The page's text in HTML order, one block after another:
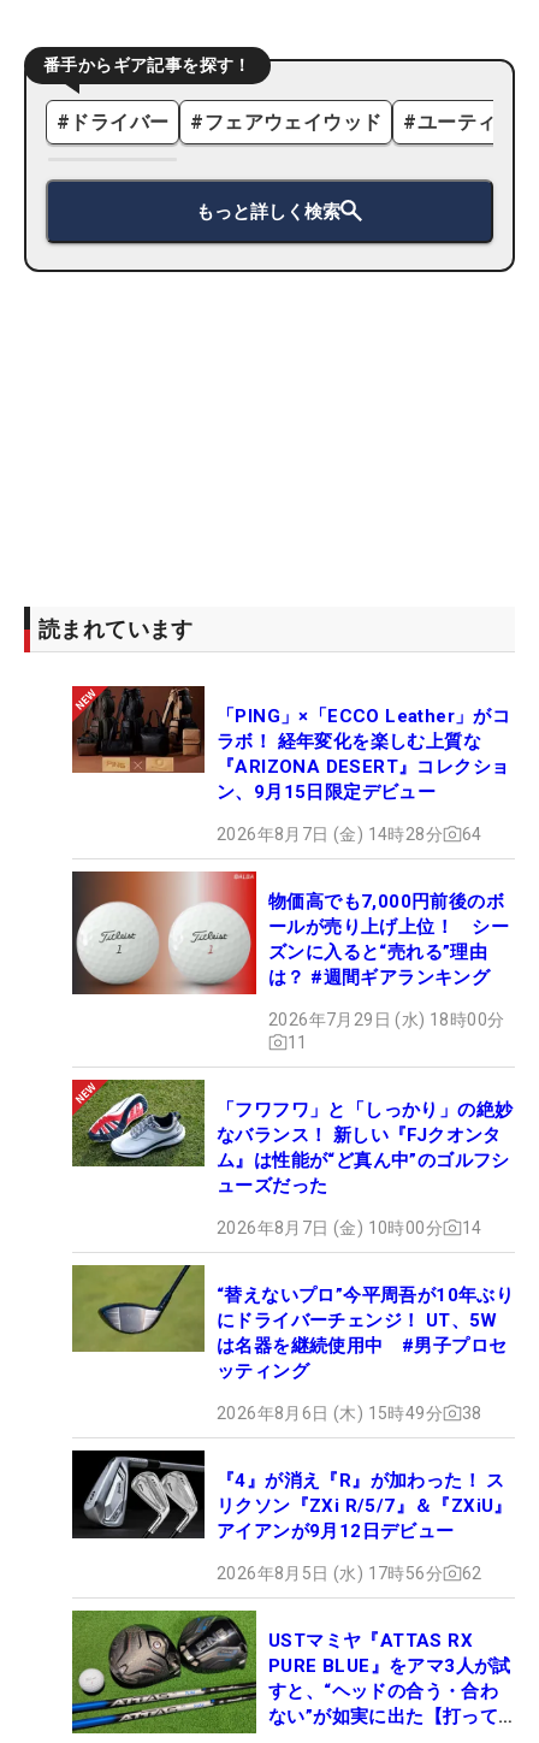
番手からギア記事を探す！
# ドライバー #フェアウェイウッド #ユーティリ
もっと詳しく検索
読まれています
「PING」×「ECCO Leather」がコ
ラボ！ 経年変化を楽しむ上質な
『ARIZONA DESERT』コレクショ
ン、9月15日限定デビュー
2026年8月7日 (金) 14時28分 64
物価高でも7,000円前後のボ
ールが売り上げ上位！ シー
ズンに入ると“売れる”理由
は？ #週間ギアランキング
2026年7月29日 (水) 18時00分
11
「フワフワ」と「しっかり」の絶妙
なバランス！ 新しい『FJクオンタ
ム』は性能が“ど真ん中”のゴルフシ
ューズだった
2026年8月7日 (金) 10時00分 14
“替えないプロ”今平周吾が10年ぶり
にドライバーチェンジ！ UT、5W
は名器を継続使用中 #男子プロセ
ッティング
2026年8月6日 (木) 15時49分 38
『4』が消え『R』が加わった！ ス
リクソン『ZXi R/5/7』＆『ZXiU』
アイアンが9月12日デビュー
2026年8月5日 (水) 17時56分 62
USTマミヤ『ATTAS RX
PURE BLUE』をアマ3人が試
すと、“ヘッドの合う・合わ
ない”が如実に出た【打って